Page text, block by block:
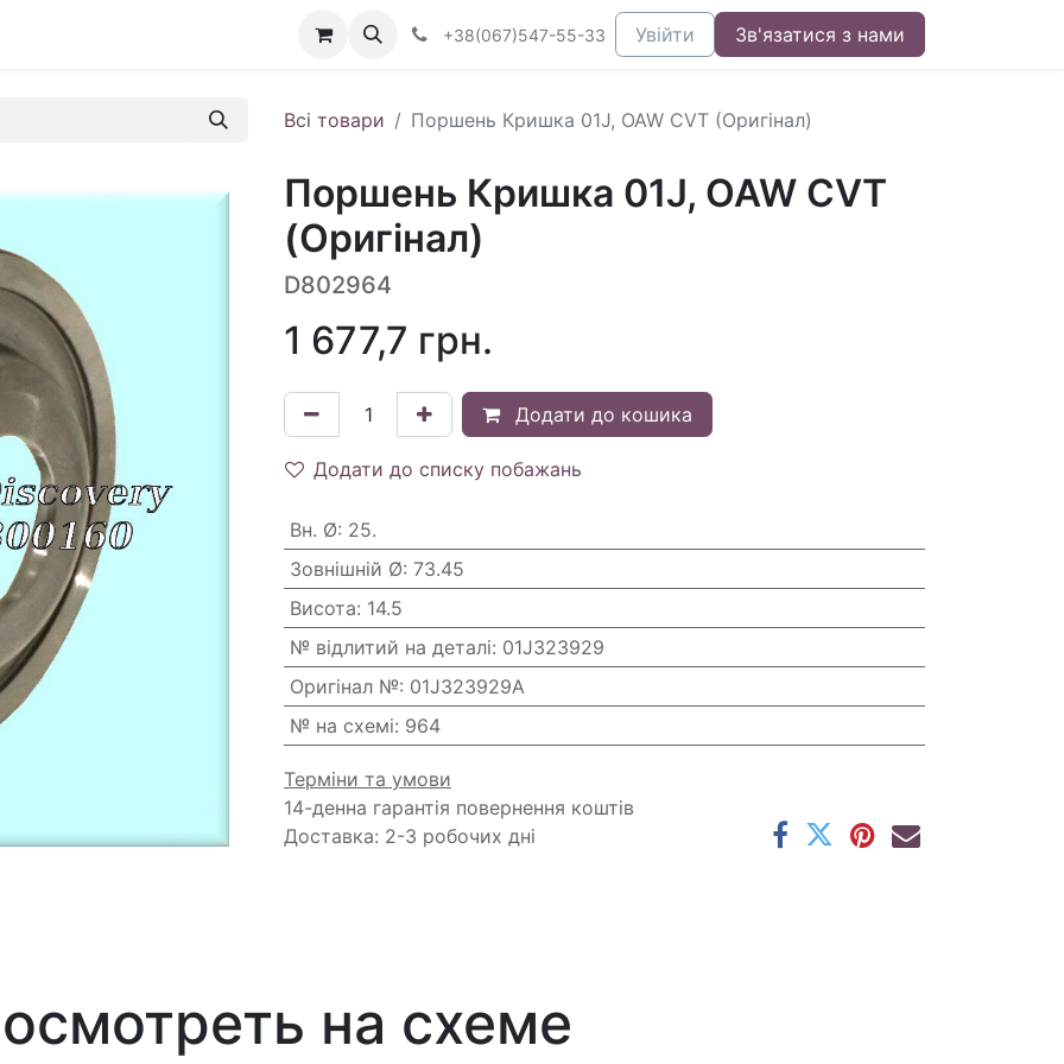
+38(067)547-55-33 Увійти Зв'язатися з нами
Всі товари Поршень Кришка 01J, OAW CVT (Оригінал)
Поршень Кришка 01J, OAW CVT
(Оригінал)
D802964
1 677,7 грн.
Додати до кошика
Додати до списку побажань
Вн. Ø: 25.
Зовнішній Ø: 73.45
Висота: 14.5
№ відлитий на деталі: 01J323929
Оригінал №: 01J323929A
№ на схемі: 964
Терміни та умови
14-денна гарантія повернення коштів
Доставка: 2-3 робочих дні
на схеме